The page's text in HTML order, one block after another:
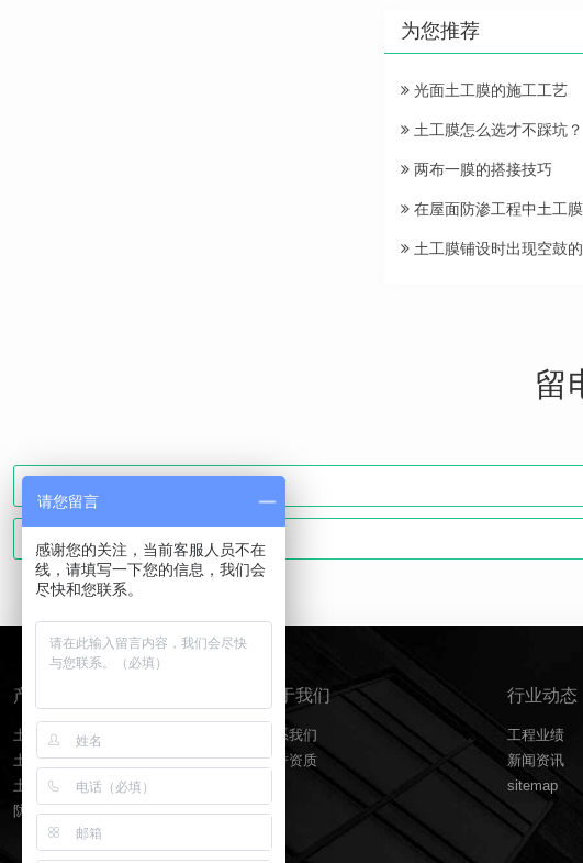
为您推荐
光面土工膜的施工工艺
土工膜怎么选才不踩坑？
两布一膜的搭接技巧
在屋面防渗工程中土工
土工膜铺设时出现空鼓
留
产品分类
土工膜
土工布
土工格栅
防水板排水网
关于我们
联系我们
荣誉资质
行业动态
工程业绩
新闻资讯
sitemap
请您留言
感谢您的关注，当前客服人员不在
线，请填写一下您的信息，我们会
尽快和您联系。